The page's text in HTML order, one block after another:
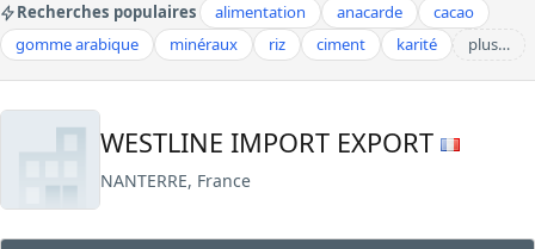
Recherches populaires alimentation anacarde
cacao
gomme arabique
minéraux riz ciment karité plus…
WESTLINE IMPORT EXPORT
NANTERRE, France